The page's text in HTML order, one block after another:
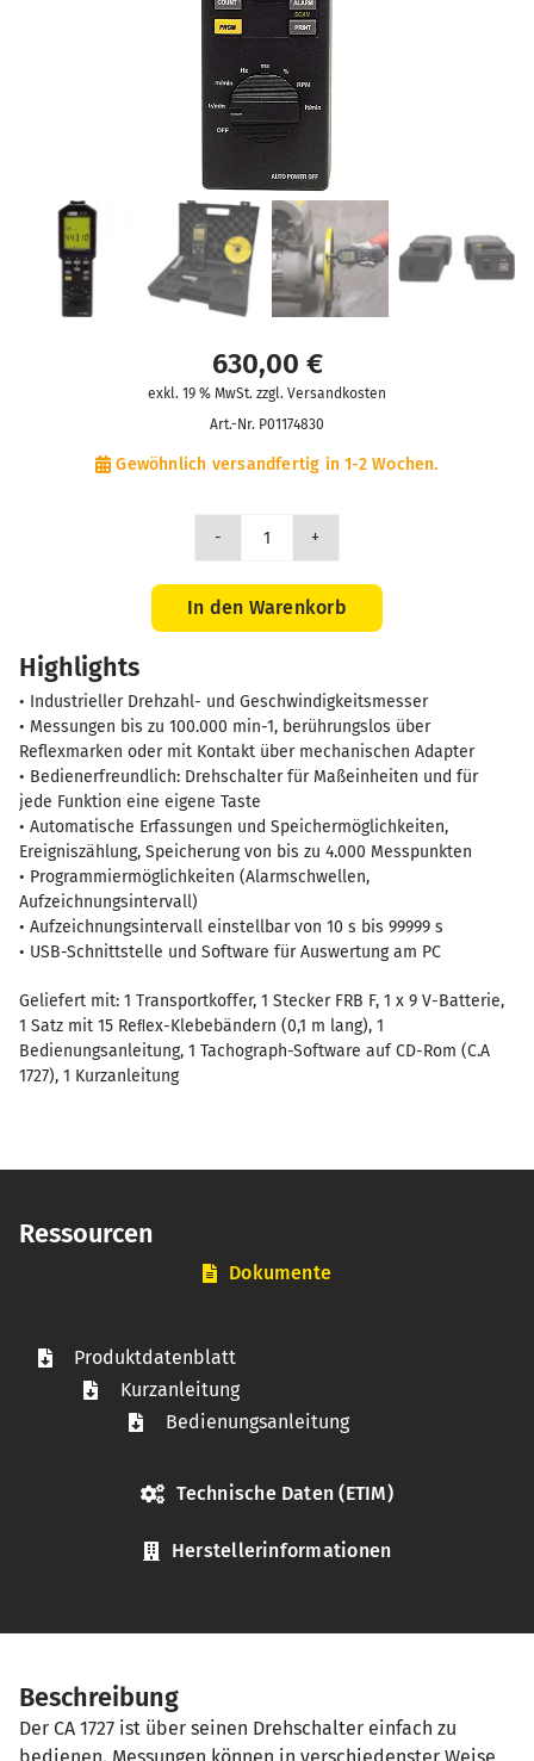
630,00 €
exkl. 19 % MwSt. zzgl. Versandkosten
Art.-Nr. P01174830
Gewöhnlich versandfertig in 1-2 Wochen.
CA
Drehzahlmesser
inkl.
Menge
In den Warenkorb
Highlights
• Industrieller Drehzahl- und Geschwindigkeitsmesser
• Messungen bis zu 100.000 min-1, berührungslos über
Reflexmarken oder mit Kontakt über mechanischen Adapter
• Bedienerfreundlich: Drehschalter für Maßeinheiten und für
jede Funktion eine eigene Taste
• Automatische Erfassungen und Speichermöglichkeiten,
Ereigniszählung, Speicherung von bis zu 4.000 Messpunkten
• Programmiermöglichkeiten (Alarmschwellen,
Aufzeichnungsintervall)
• Aufzeichnungsintervall einstellbar von 10 s bis 99999 s
• USB-Schnittstelle und Software für Auswertung am PC
Geliefert mit: 1 Transportkoffer, 1 Stecker FRB F, 1 x 9 V-Batterie,
1 Satz mit 15 Reﬂex-Klebebändern (0,1 m lang), 1
Bedienungsanleitung, 1 Tachograph-Software auf CD-Rom (C.A
1727), 1 Kurzanleitung
Ressourcen
Dokumente
Produktdatenblatt
Kurzanleitung
Bedienungsanleitung
Technische Daten (ETIM)
Herstellerinformationen
Beschreibung
Der CA 1727 ist über seinen Drehschalter einfach zu